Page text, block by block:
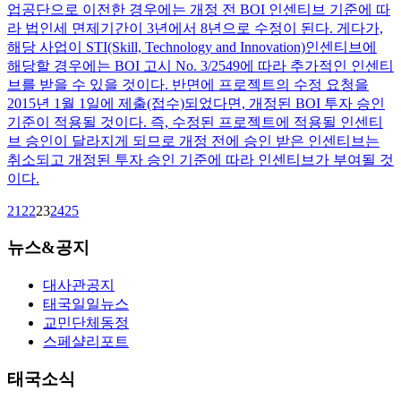
업공단으로 이전한 경우에는 개정 전 BOI 인센티브 기준에 따
라 법인세 면제기간이 3년에서 8년으로 수정이 된다. 게다가,
해당 사업이 STI(Skill, Technology and Innovation)인센티브에
해당할 경우에는 BOI 고시 No. 3/2549에 따라 추가적인 인센티
브를 받을 수 있을 것이다. 반면에 프로젝트의 수정 요청을
2015년 1월 1일에 제출(접수)되었다면, 개정된 BOI 투자 승인
기준이 적용될 것이다. 즉, 수정된 프로젝트에 적용될 인센티
브 승인이 달라지게 되므로 개정 전에 승인 받은 인센티브는
취소되고 개정된 투자 승인 기준에 따라 인센티브가 부여될 것
이다.
21 22232425
뉴스&공지
대사관공지
태국일일뉴스
교민단체동정
스페샬리포트
태국소식